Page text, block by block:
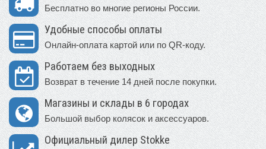
Бесплатно во многие регионы России.
Удобные способы оплаты
Онлайн-оплата картой или по QR-коду.
Работаем без выходных
Возврат в течение 14 дней после покупки.
Магазины и склады в 6 городах
Большой выбор колясок и аксессуаров.
Официальный дилер Stokke